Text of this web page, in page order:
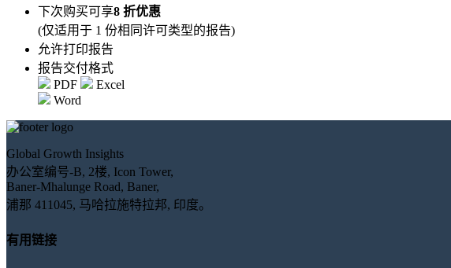
下次购买可享8 折优惠
(仅适用于 1 份相同许可类型的报告)
允许打印报告
报告交付格式
PDF
Excel
Word
Global Growth Insights
办公室编号-B, 2楼, Icon Tower,
Baner-Mhalunge Road, Baner,
浦那 411045, 马哈拉施特拉邦, 印度。
有用链接